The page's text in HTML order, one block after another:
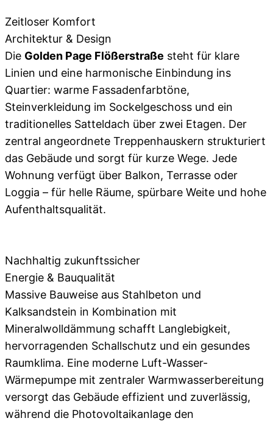
Zeitloser Komfort
Architektur & Design
Die Golden Page Flößerstraße steht für klare
Linien und eine harmonische Einbindung ins
Quartier: warme Fassadenfarbtöne,
Steinverkleidung im Sockelgeschoss und ein
traditionelles Satteldach über zwei Etagen. Der
zentral angeordnete Treppenhauskern strukturiert
das Gebäude und sorgt für kurze Wege. Jede
Wohnung verfügt über Balkon, Terrasse oder
Loggia – für helle Räume, spürbare Weite und hohe
Aufenthaltsqualität.
Nachhaltig zukunftssicher
Energie & Bauqualität
Massive Bauweise aus Stahlbeton und
Kalksandstein in Kombination mit
Mineralwolldämmung schafft Langlebigkeit,
hervorragenden Schallschutz und ein gesundes
Raumklima. Eine moderne Luft-Wasser-
Wärmepumpe mit zentraler Warmwasserbereitung
versorgt das Gebäude effizient und zuverlässig,
während die Photovoltaikanlage den